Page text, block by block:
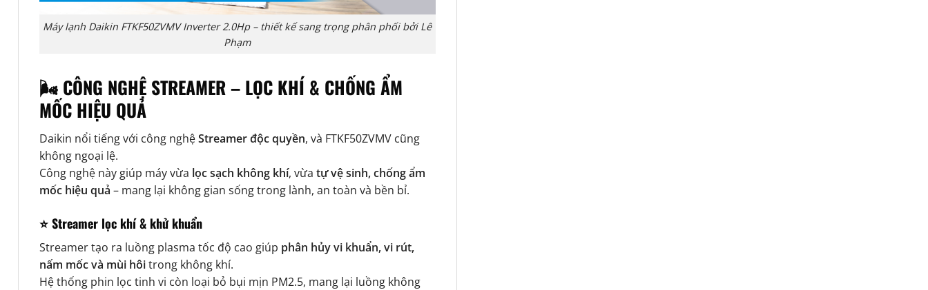
Máy lạnh Daikin FTKF50ZVMV Inverter 2.0Hp – thiết kế sang trọng phân phối bởi Lê
Phạm
🌬️ CÔNG NGHỆ STREAMER – LỌC KHÍ & CHỐNG ẨM
MỐC HIỆU QUẢ
Daikin nổi tiếng với công nghệStreamer độc quyền, và FTKF50ZVMV cũng
không ngoại lệ.
Công nghệ này giúp máy vừa lọc sạch không khí, vừa tự vệ sinh, chống ẩm
mốc hiệu quả – mang lại không gian sống trong lành, an toàn và bền bỉ.
⭐ Streamer lọc khí & khử khuẩn
Streamer tạo ra luồng plasma tốc độ cao giúp phân hủy vi khuẩn, vi rút,
nấm mốc và mùi hôitrong không khí.
Hệ thống phin lọc tinh vi còn loại bỏ bụi mịn PM2.5, mang lại luồng không